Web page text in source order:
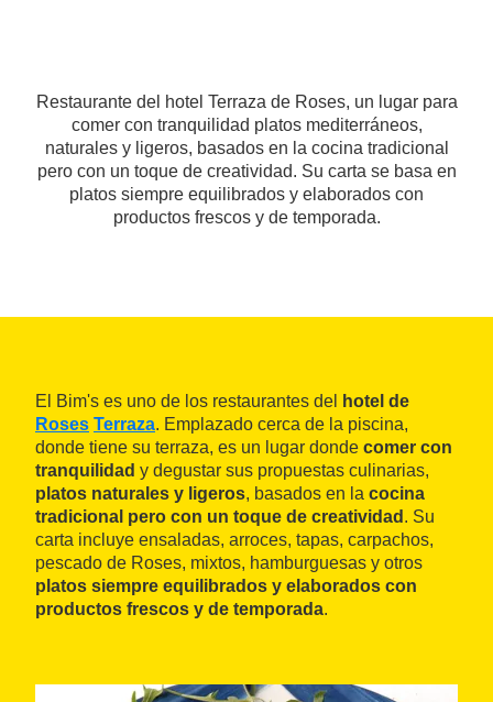
Restaurante del hotel Terraza de Roses, un lugar para
comer con tranquilidad platos mediterráneos,
naturales y ligeros, basados en la cocina tradicional
pero con un toque de creatividad. Su carta se basa en
platos siempre equilibrados y elaborados con
productos frescos y de temporada.
El Bim's es uno de los restaurantes del
hotel de
Roses Terraza. Emplazado cerca de la piscina,
donde tiene su terraza, es un lugar donde comer con
tranquilidad y degustar sus propuestas culinarias,
platos naturales y ligeros, basados en la cocina
tradicional pero con un toque de creatividad . Su
carta incluye ensaladas, arroces, tapas, carpachos,
pescado de Roses, mixtos, hamburguesas y otros
platos siempre equilibrados y elaborados con
productos frescos y de temporada.